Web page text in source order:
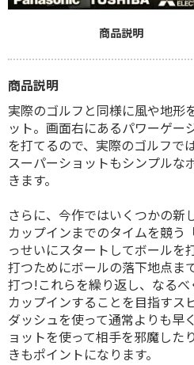
商品説明
商品説明
実際のゴルフと同様に風や地形
ット。画面右にあるパワーゲー
を打てるので、実際のゴルフで
スーパーショットもシンプルな
きます。
さらに、今作ではいくつかの新
カップインまでのタイムを競う
っせいにスタートしてボールを
打つためにボールの落下地点ま
打つ!これらを繰り返し、なる
カップインすることを目指すス
ダッシュを使って通常よりも早
ョットを使って相手を邪魔した
きもポイントになります。